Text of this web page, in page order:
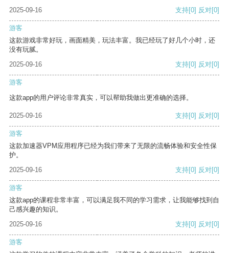
2025-09-16
支持[0] 反对[0]
游客
这款游戏非常好玩，画面精美，玩法丰富。我已经玩了好几个小时，还
没有玩腻。
2025-09-16
支持[0] 反对[0]
游客
这款app的用户评论非常真实，可以帮助我做出更准确的选择。
2025-09-16 支持[0] 反对[0]
游客
这款加速器VPM应用程序已经为我们带来了无限的流畅体验和安全性保
护。
2025-09-16
支持[0] 反对[0]
游客
这款app的课程非常丰富，可以满足我不同的学习需求，让我能够找到自
己感兴趣的知识。
2025-09-16
支持[0] 反对[0]
游客